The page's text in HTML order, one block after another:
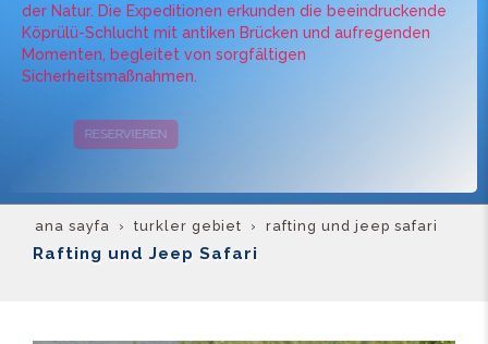
der Natur. Die Expeditionen erkunden die beeindruckende
Köprülü-Schlucht mit antiken Brücken und aufregenden
Momenten, begleitet von sorgfältigen
Sicherheitsmaßnahmen.
RESERVIEREN KAMPAGNEN
ana sayfa turkler gebiet rafting und jeep safari
Rafting und Jeep Safari